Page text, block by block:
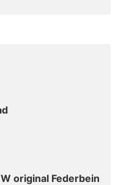
original Federbein